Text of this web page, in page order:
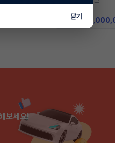
지원금
보세요!
닫기